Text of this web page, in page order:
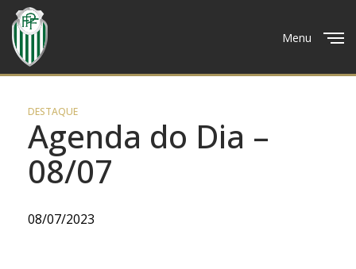
Menu
DESTAQUE
Agenda do Dia –
08/07
08/07/2023